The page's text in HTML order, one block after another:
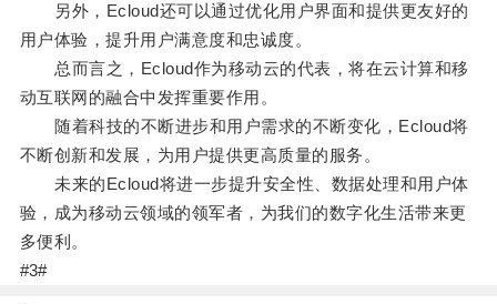
另外，Ecloud还可以通过优化用户界面和提供更友好的
用户体验，提升用户满意度和忠诚度。
总而言之，Ecloud作为移动云的代表，将在云计算和移
动互联网的融合中发挥重要作用。
随着科技的不断进步和用户需求的不断变化，Ecloud将
不断创新和发展，为用户提供更高质量的服务。
未来的Ecloud将进一步提升安全性、数据处理和用户体
验，成为移动云领域的领军者，为我们的数字化生活带来更
多便利。
#3#